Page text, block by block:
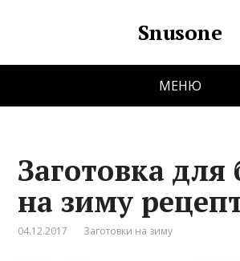
Snusone
МЕНЮ
Заготовка
на зиму
04.12.2017 Заготовки на зиму